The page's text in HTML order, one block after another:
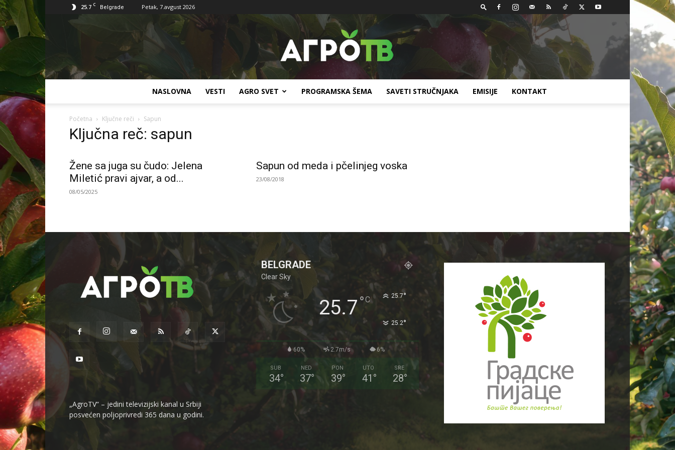
25.7 C Belgrade Petak, 7.avgust 2026
TV
NASLOVNA VESTI AGRO SVET PROGRAMSKA ŠEMA SAVETI STRUČNJAKA EMISIJE KONTAKT
Početna Ključne reči Sapun
Ključna reč: sapun
Žene sa juga su čudo: Jelena
Miletić pravi ajvar, a od...
08/05/2025
Sapun od meda i pčelinjeg voska
23/08/2018
„AgroTV“ – jedini televizijski kanal u Srbiji
posvećen poljoprivredi 365 dana u godini.
BELGRADE
Clear Sky
25.7°C 25.7°
25.2°
60% 2.7m/s 6%
SUB
34°
NED
37°
PON
39°
UTO
41 °
SRE
28°